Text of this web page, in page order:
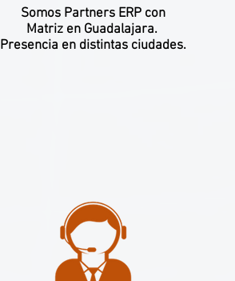
Somos Partners ERP con
Matriz en Guadalajara.
Presencia en distintas ciudades.